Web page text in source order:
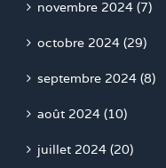
novembre 2024 (7)
octobre 2024 (29)
septembre 2024 (8)
août 2024 (10)
juillet 2024 (20)